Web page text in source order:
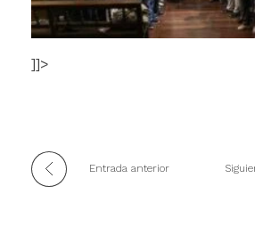
]]>
Entrada anterior